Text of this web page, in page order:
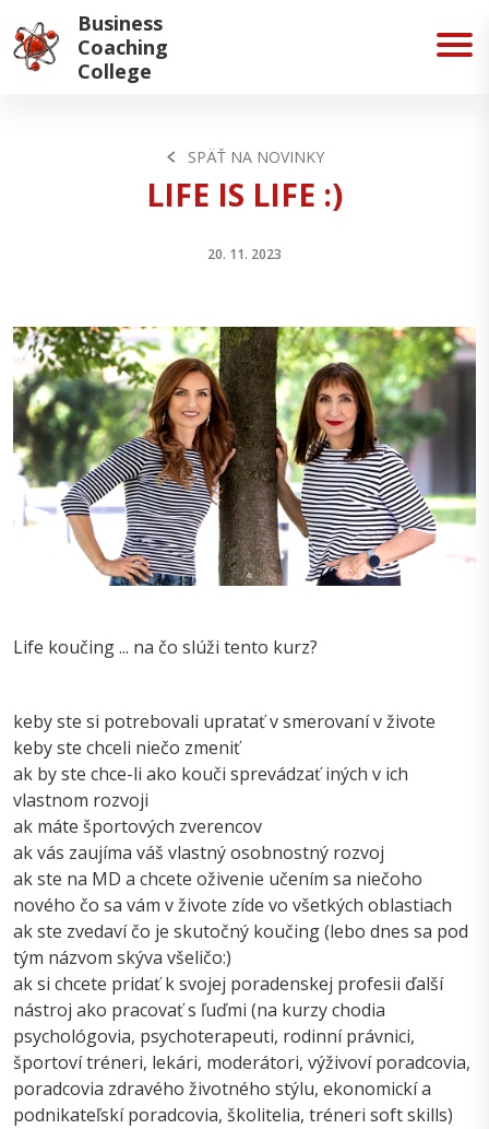
Business
Coaching
College
SPÄŤ NA NOVINKY
LIFE IS LIFE :)
20. 11. 2023
Life koučing ... na čo slúži tento kurz?
keby ste si potrebovali upratať v smerovaní v živote
keby ste chceli niečo zmeniť
ak by ste chce-li ako kouči sprevádzať iných v ich
vlastnom rozvoji
ak máte športových zverencov
ak vás zaujíma váš vlastný osobnostný rozvoj
ak ste na MD a chcete oživenie učením sa niečoho
nového čo sa vám v živote zíde vo všetkých oblastiach
ak ste zvedaví čo je skutočný koučing (lebo dnes sa pod
tým názvom skýva všeličo:)
ak si chcete pridať k svojej poradenskej profesii ďalší
nástroj ako pracovať s ľuďmi (na kurzy chodia
psychológovia, psychoterapeuti, rodinní právnici,
športoví tréneri, lekári, moderátori, výživoví poradcovia,
poradcovia zdravého životného stýlu, ekonomickí a
podnikateľskí poradcovia, školitelia, tréneri soft skills)